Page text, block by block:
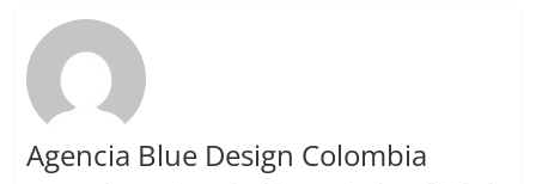
Publicidad,
Mercadeo
Medios
de
Agencia Blue Design Colombia